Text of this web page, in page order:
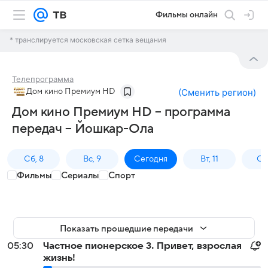
Фильмы онлайн
* транслируется московская сетка вещания
Телепрограмма
Дом кино Премиум HD (Сменить регион)
Дом кино Премиум HD – программа
передач – Йошкар-Ола
Сб, 8 Вс, 9 Сегодня Вт, 11
Фильмы Сериалы Спорт
Показать прошедшие передачи
05:30
Частное пионерское 3. Привет, взрослая
жизнь!